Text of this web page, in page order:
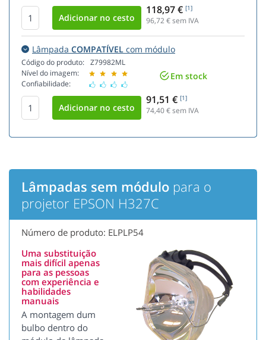
118,97 € [1]
96,72€ sem IVA
Lâmpada COMPATÍVEL com módulo
Código do produto:
Nível do imagem:
Confiabilidade:
Z79982ML
Em stock
91,51 € [1]
74,40€ sem IVA
Lâmpadas sem módulo para o
projetor EPSON H327C
Número de produto: ELPLP54
Uma substituição
mais difícil apenas
para as pessoas
com experiência e
habilidades
manuais
A montagem dum
bulbo dentro do